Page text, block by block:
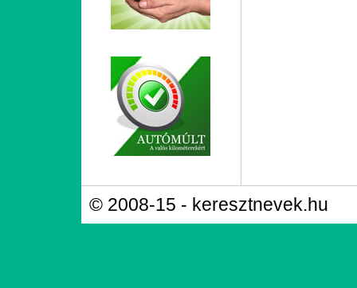
© 2008-15 - keresztnevek.hu